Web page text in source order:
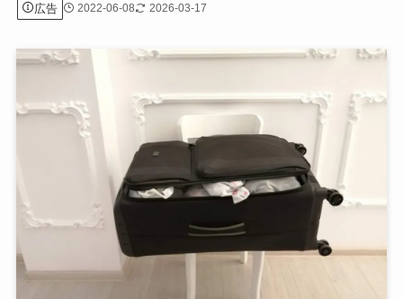
広告 2022-06-08 2026-03-17